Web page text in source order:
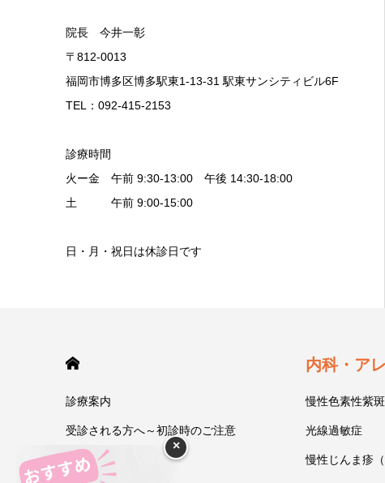
院長 今井一彰
〒812-0013
福岡市博多区博多駅東1-13-31 駅東サンシティビル6F
TEL：092-415-2153
診療時間
火ー金 午前 9:30-13:00 午後 14:30-18:00
土 午前 9:00-15:00
日・月・祝日は休診日です
診療案内
受診される方へ～初診時のご注意
今井一彰 院長紹介
内科・ア
慢性色素性紫斑
光線過敏症
慢性じんま疹（
×